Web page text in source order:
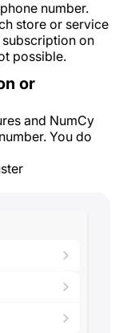
number.
store or service
on
possible.
or
and NumCy
You do